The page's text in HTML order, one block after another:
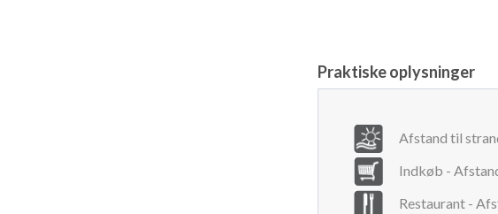
Praktiske oplysninger
Afstand til
Indkøb -
Restaurant -